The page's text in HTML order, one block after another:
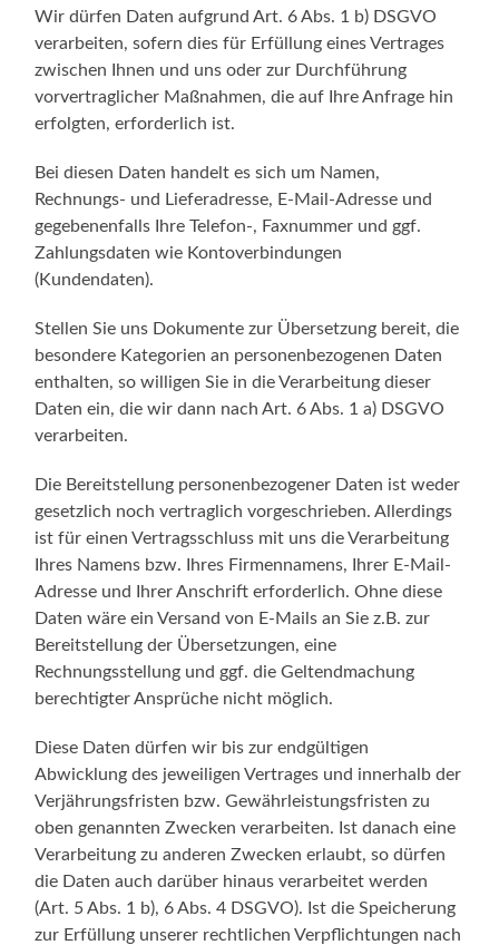
Wir dürfen Daten aufgrund Art. 6 Abs. 1 b) DSGVO
verarbeiten, sofern dies für Erfüllung eines Vertrages
zwischen Ihnen und uns oder zur Durchführung
vorvertraglicher Maßnahmen, die auf Ihre Anfrage hin
erfolgten, erforderlich ist.
Bei diesen Daten handelt es sich um Namen,
Rechnungs- und Lieferadresse, E-Mail-Adresse und
gegebenenfalls Ihre Telefon-, Faxnummer und ggf.
Zahlungsdaten wie Kontoverbindungen
(Kundendaten).
Stellen Sie uns Dokumente zur Übersetzung bereit, die
besondere Kategorien an personenbezogenen Daten
enthalten, so willigen Sie in die Verarbeitung dieser
Daten ein, die wir dann nach Art. 6 Abs. 1 a) DSGVO
verarbeiten.
Die Bereitstellung personenbezogener Daten ist weder
gesetzlich noch vertraglich vorgeschrieben. Allerdings
ist für einen Vertragsschluss mit uns die Verarbeitung
Ihres Namens bzw. Ihres Firmennamens, Ihrer E-Mail-
Adresse und Ihrer Anschrift erforderlich. Ohne diese
Daten wäre ein Versand von E-Mails an Sie z.B. zur
Bereitstellung der Übersetzungen, eine
Rechnungsstellung und ggf. die Geltendmachung
berechtigter Ansprüche nicht möglich.
Diese Daten dürfen wir bis zur endgültigen
Abwicklung des jeweiligen Vertrages und innerhalb der
Verjährungsfristen bzw. Gewährleistungsfristen zu
oben genannten Zwecken verarbeiten. Ist danach eine
Verarbeitung zu anderen Zwecken erlaubt, so dürfen
die Daten auch darüber hinaus verarbeitet werden
(Art. 5 Abs. 1 b), 6 Abs. 4 DSGVO). Ist die Speicherung
zur Erfüllung unserer rechtlichen Verpflichtungen nach